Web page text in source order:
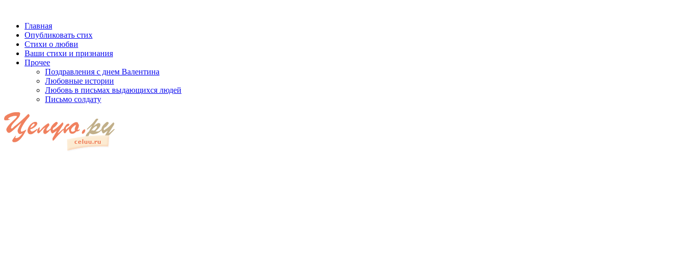
Главная
Опубликовать стих
Стихи о любви
Ваши стихи и признания
Прочее
Поздравления с днем Валентина
Любовные истории
Любовь в письмах выдающихся людей
Письмо солдату